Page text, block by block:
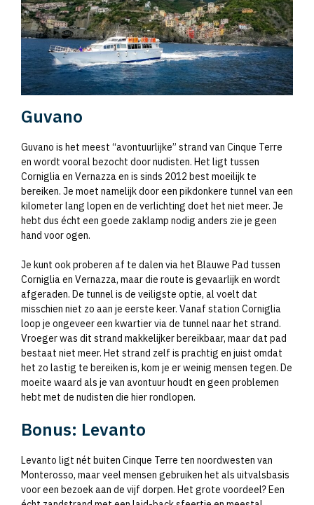
Guvano
Guvano is het meest “avontuurlijke” strand van Cinque Terre
en wordt vooral bezocht door nudisten. Het ligt tussen
Corniglia en Vernazza en is sinds 2012 best moeilijk te
bereiken. Je moet namelijk door een pikdonkere tunnel van een
kilometer lang lopen en de verlichting doet het niet meer. Je
hebt dus écht een goede zaklamp nodig anders zie je geen
hand voor ogen.
Je kunt ook proberen af te dalen via het Blauwe Pad tussen
Corniglia en Vernazza, maar die route is gevaarlijk en wordt
afgeraden. De tunnel is de veiligste optie, al voelt dat
misschien niet zo aan je eerste keer. Vanaf station Corniglia
loop je ongeveer een kwartier via de tunnel naar het strand.
Vroeger was dit strand makkelijker bereikbaar, maar dat pad
bestaat niet meer. Het strand zelf is prachtig en juist omdat
het zo lastig te bereiken is, kom je er weinig mensen tegen. De
moeite waard als je van avontuur houdt en geen problemen
hebt met de nudisten die hier rondlopen.
Bonus: Levanto
Levanto ligt nét buiten Cinque Terre ten noordwesten van
Monterosso, maar veel mensen gebruiken het als uitvalsbasis
voor een bezoek aan de vijf dorpen. Het grote voordeel? Een